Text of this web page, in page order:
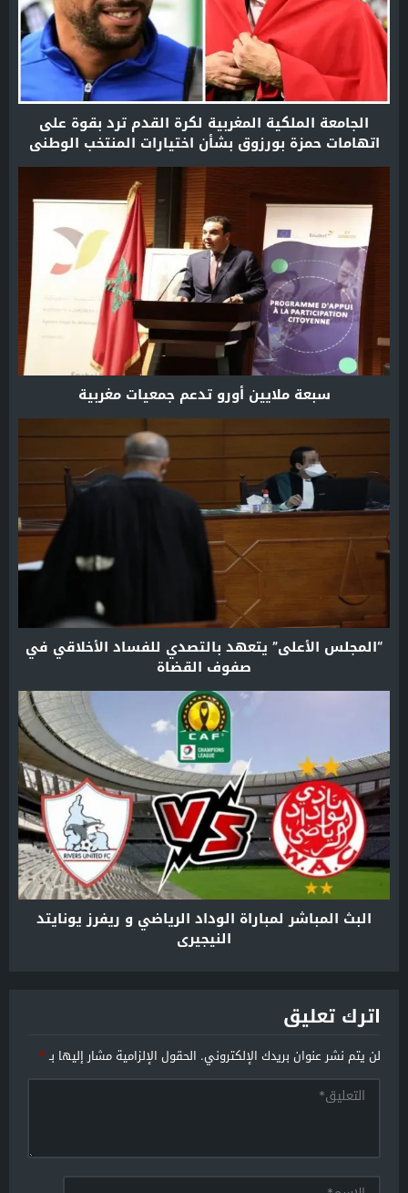
الجامعة الملكية المغربية لكرة القدم ترد بقوة على
اتهامات حمزة بورزوق بشأن اختيارات المنتخب الوطني
سبعة ملايين أورو تدعم جمعيات مغربية
“المجلس الأعلى” يتعهد بالتصدي للفساد الأخلاقي في
صفوف القضاة
البث المباشر لمباراة الوداد الرياضي و ريفرز يونايتد
النيجيري
اترك تعليق
لن يتم نشر عنوان بريدك الإلكتروني. الحقول الإلزامية مشار إليها بـ*